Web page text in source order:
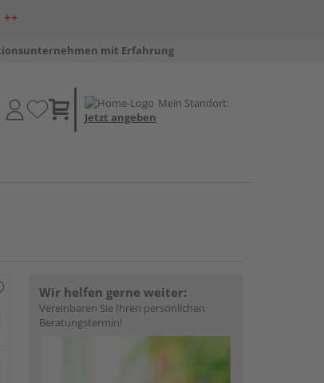
mit Erfahrung
Mein Standort:
Jetzt angeben
Wir helfen gerne weiter:
Vereinbaren Sie Ihren persönlichen
Beratungstermin!